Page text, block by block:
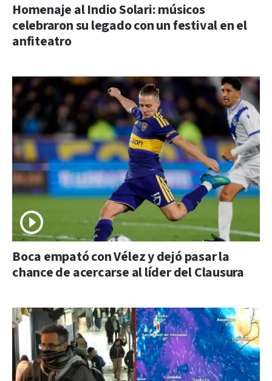
Homenaje al Indio Solari: músicos
celebraron su legado con un festival en el
anfiteatro
Boca empató con Vélez y dejó pasar la
chance de acercarse al líder del Clausura